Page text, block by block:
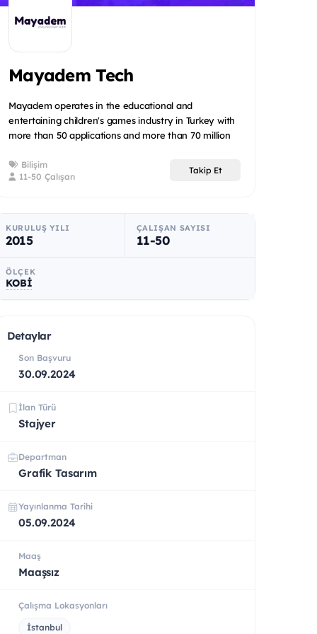
Mayadem Tech
Mayadem operates in the educational and
entertaining children's games industry in Turkey with
more than 50 applications and more than 70 million
Bilişim
11-50 Çalışan
Takip Et
KURULUŞ YILI
2015
ÇALIŞAN SAYISI
11-50
ÖLÇEK
KOBİ
Detaylar
Son Başvuru
30.09.2024
İlan Türü
Stajyer
Departman
Grafik Tasarım
Yayınlanma Tarihi
05.09.2024
Maaş
Maaşsız
Çalışma Lokasyonları
İstanbul